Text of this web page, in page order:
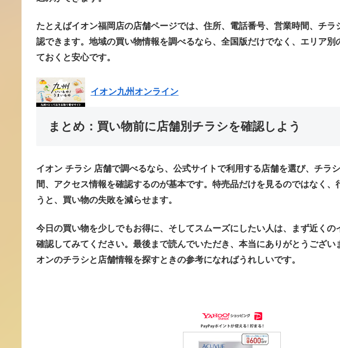
たとえばイオン福岡店の店舗ページでは、住所、電話番号、営業時間、チラ
認できます。地域の買い物情報を調べるなら、全国版だけでなく、エリア別
ておくと安心です。
イオン九州オンライン
まとめ：買い物前に店舗別チラシを確認しよう
イオン チラシ 店舗で調べるなら、公式サイトで利用する店舗を選び、チラ
間、アクセス情報を確認するのが基本です。特売品だけを見るのではなく、
うと、買い物の失敗を減らせます。
今日の買い物を少しでもお得に、そしてスムーズにしたい人は、まず近くの
確認してみてください。最後まで読んでいただき、本当にありがとうござい
オンのチラシと店舗情報を探すときの参考になればうれしいです。